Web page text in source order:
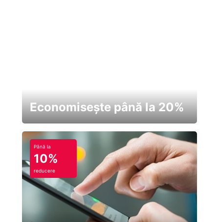
Economisește până la 20%
Până la
10%
reducere